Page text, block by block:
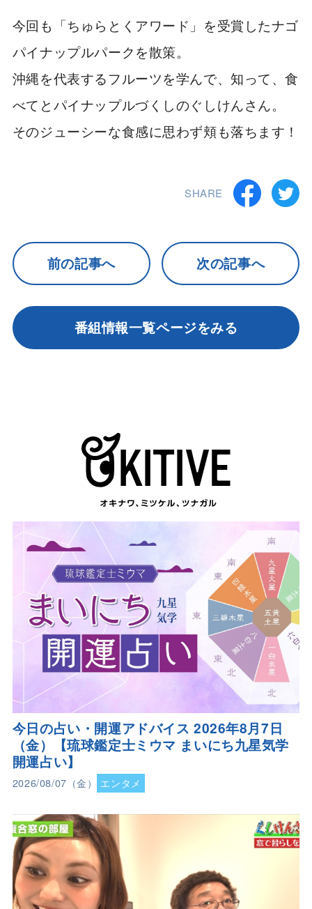
今回も「ちゅらとくアワード」を受賞したナゴ
パイナップルパークを散策。
沖縄を代表するフルーツを学んで、知って、食
べてとパイナップルづくしのぐしけんさん。
そのジューシーな食感に思わず頬も落ちます！
SHARE
前の記事へ 次の記事へ
番組情報一覧ページをみる
今日の占い・開運アドバイス 2026年8月7日
（金）【琉球鑑定士ミウマ まいにち九星気学
開運占い】
2026/08/07（金） エンタメ